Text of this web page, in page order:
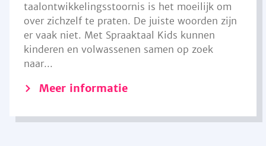
taalontwikkelingsstoornis is het moeilijk om
over zichzelf te praten. De juiste woorden zijn
er vaak niet. Met Spraaktaal Kids kunnen
kinderen en volwassenen samen op zoek
naar...
Meer informatie